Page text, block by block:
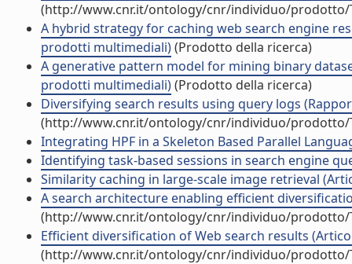
(http://www.cnr.it/ontology/cnr/individuo/prodotto/
A hybrid strategy for caching web search engine
prodotti multimediali)(Prodotto della ricerca)
A generative pattern model for mining binary
prodotti multimediali)(Prodotto della ricerca)
Diversifying search results using query logs
(http://www.cnr.it/ontology/cnr/individuo/prodotto/
Integrating HPF in a Skeleton Based Parallel
Identifying task-based sessions in search engine
Similarity caching in large-scale image retrieval
A search architecture enabling efficient
(http://www.cnr.it/ontology/cnr/individuo/prodotto/
Efficient diversification of Web search results
(http://www.cnr.it/ontology/cnr/individuo/prodotto/